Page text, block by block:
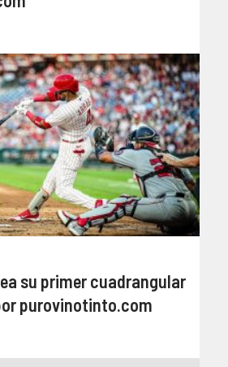
su primer cuadrangular
purovinotinto.com